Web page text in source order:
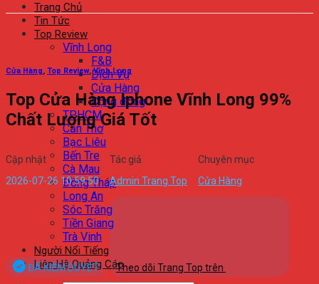
Trang Chủ
Tin Tức
Top Review
Vĩnh Long
F&B
Dịch Vụ
Cửa Hàng
Cộng đồng
TPHCM
Cần Thơ
Bạc Liêu
Bến Tre
Cà Mau
Đồng Tháp
Long An
Sóc Trăng
Tiền Giang
Trà Vinh
Người Nổi Tiếng
Liên Hệ Quảng Cáo
Cửa Hàng, Top Review,Vĩnh Long
Top Cửa Hàng Iphone Vĩnh Long 99%
Chất Lượng Giá Tốt
Cập nhật
2026-07-26 10:59:50
Tác giả
Admin Trang Top
Chuyên mục
Cửa Hàng
ĐÃ KIỂM DUYỆT Theo dõi Trang Top trên